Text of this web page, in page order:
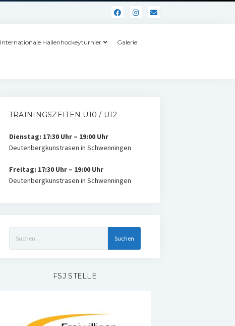
Internationale Hallenhockeyturnier Galerie
TRAININGSZEITEN U10 / U12
Dienstag: 17:30 Uhr – 19:00 Uhr
Deutenbergkunstrasen in Schwenningen
Freitag: 17:30 Uhr – 19:00 Uhr
Deutenbergkunstrasen in Schwenningen
nach:
FSJ STELLE